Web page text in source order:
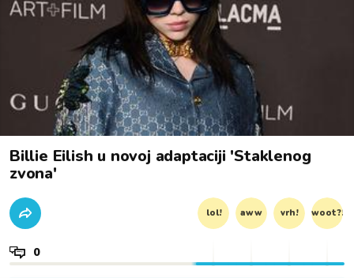
Billie Eilish u novoj adaptaciji 'Staklenog
zvona'
lol! aww vrh! woot?!
0